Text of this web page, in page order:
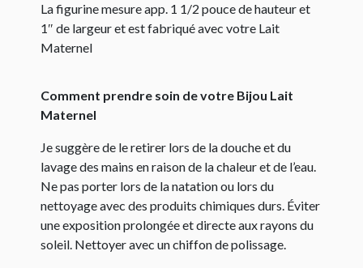
La figurine mesure app. 1 1/2 pouce de hauteur et
1″ de largeur et est fabriqué avec votre Lait
Maternel
Comment prendre soin de votre Bijou Lait
Maternel
Je suggère de le retirer lors de la douche et du
lavage des mains en raison de la chaleur et de l’eau.
Ne pas porter lors de la natation ou lors du
nettoyage avec des produits chimiques durs. Éviter
une exposition prolongée et directe aux rayons du
soleil. Nettoyer avec un chiffon de polissage.